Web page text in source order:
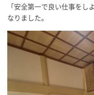
「安全第一で良い仕事をし
なりました。